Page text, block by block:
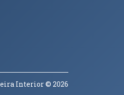
Interior© 2026